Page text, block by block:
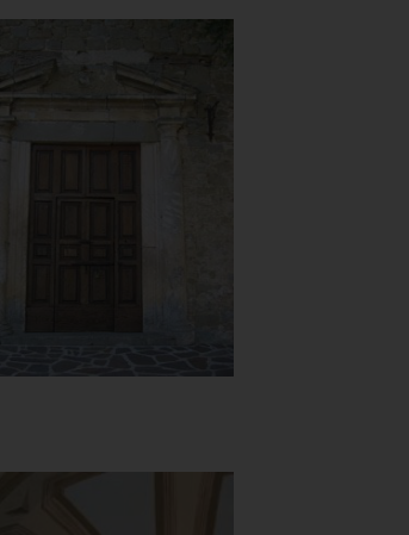
Chiesa della
Madonna del
Carmine